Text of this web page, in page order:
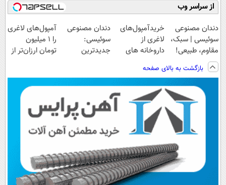
از سراسر وب
دندان مصنوعی
سوئیسی | سبک،
مقاوم، طبیعی!
ویزیت
رایگان+پرداخت
اقساطی😍
خریدآمپول‌های
لاغری از
داروخانه های
فوری همراه با
پک یخ!
دندان مصنوعی
سوئیسی:
جدیدترین
پرداخت قسطی
آمپول‌های لاغری
را ۱ میلیون
تومان ارزان‌تر از
بازگشت به بالای صفحه